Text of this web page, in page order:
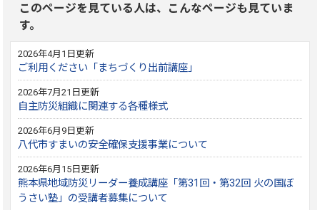
このページを見ている人は、こんなページも見ていま
す。
2026年4月1日更新
ご利用ください「まちづくり出前講座」
2026年7月21日更新
自主防災組織に関連する各種様式
2026年6月9日更新
八代市すまいの安全確保支援事業について
2026年6月15日更新
熊本県地域防災リーダー養成講座「第31回・第32回 火の国ぼ
うさい塾」の受講者募集について